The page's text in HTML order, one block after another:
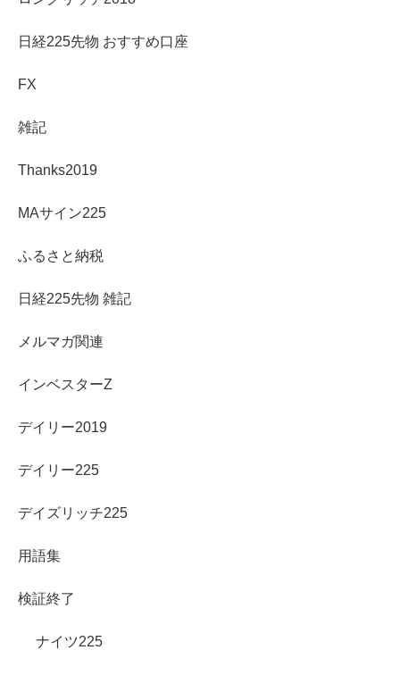
日経225先物 おすすめ口座
FX
雑記
Thanks2019
MAサイン225
ふるさと納税
日経225先物 雑記
メルマガ関連
インベスターZ
デイリー2019
デイリー225
デイズリッチ225
用語集
検証終了
ナイツ225